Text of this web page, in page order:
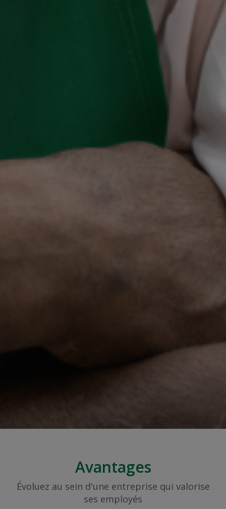
Avantages
Évoluez au sein d'une entreprise qui valorise
ses employés